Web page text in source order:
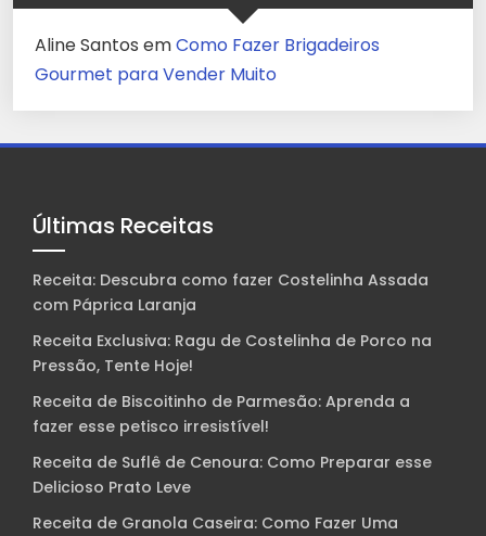
Aline Santos emComo Fazer Brigadeiros
Gourmet para Vender Muito
Últimas Receitas
Receita: Descubra como fazer Costelinha Assada
com Páprica Laranja
Receita Exclusiva: Ragu de Costelinha de Porco na
Pressão, Tente Hoje!
Receita de Biscoitinho de Parmesão: Aprenda a
fazer esse petisco irresistível!
Receita de Suflê de Cenoura: Como Preparar esse
Delicioso Prato Leve
Receita de Granola Caseira: Como Fazer Uma